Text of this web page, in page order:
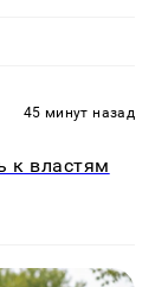
45 минут назад
к властям